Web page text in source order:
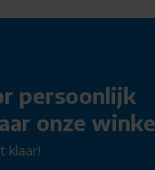
persoonlijk
onze
klaar!